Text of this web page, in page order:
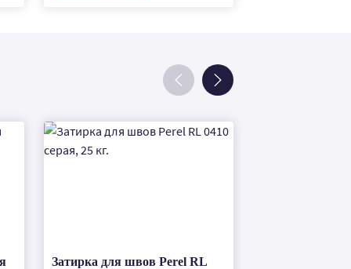
Затирка для швов Perel RL